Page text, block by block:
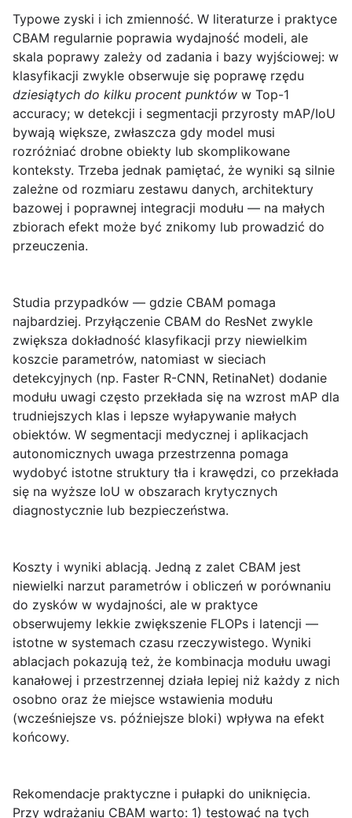
Typowe zyski i ich zmienność. W literaturze i praktyce
CBAM regularnie poprawia wydajność modeli, ale
skala poprawy zależy od zadania i bazy wyjściowej: w
klasyfikacji zwykle obserwuje się poprawę rzędu
dziesiątych do kilku procent punktów w Top-1
accuracy; w detekcji i segmentacji przyrosty mAP/IoU
bywają większe, zwłaszcza gdy model musi
rozróżniać drobne obiekty lub skomplikowane
konteksty. Trzeba jednak pamiętać, że wyniki są silnie
zależne od rozmiaru zestawu danych, architektury
bazowej i poprawnej integracji modułu — na małych
zbiorach efekt może być znikomy lub prowadzić do
przeuczenia.
Studia przypadków — gdzie CBAM pomaga
najbardziej. Przyłączenie CBAM do ResNet zwykle
zwiększa dokładność klasyfikacji przy niewielkim
koszcie parametrów, natomiast w sieciach
detekcyjnych (np. Faster R-CNN, RetinaNet) dodanie
modułu uwagi często przekłada się na wzrost mAP dla
trudniejszych klas i lepsze wyłapywanie małych
obiektów. W segmentacji medycznej i aplikacjach
autonomicznych uwaga przestrzenna pomaga
wydobyć istotne struktury tła i krawędzi, co przekłada
się na wyższe IoU w obszarach krytycznych
diagnostycznie lub bezpieczeństwa.
Koszty i wyniki ablacją. Jedną z zalet CBAM jest
niewielki narzut parametrów i obliczeń w porównaniu
do zysków w wydajności, ale w praktyce
obserwujemy lekkie zwiększenie FLOPs i latencji —
istotne w systemach czasu rzeczywistego. Wyniki
ablacjach pokazują też, że kombinacja modułu uwagi
kanałowej i przestrzennej działa lepiej niż każdy z nich
osobno oraz że miejsce wstawienia modułu
(wcześniejsze vs. późniejsze bloki) wpływa na efekt
końcowy.
Rekomendacje praktyczne i pułapki do uniknięcia.
Przy wdrażaniu CBAM warto: 1) testować na tych